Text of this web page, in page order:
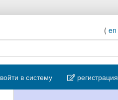
( en
войти в систему регистрация